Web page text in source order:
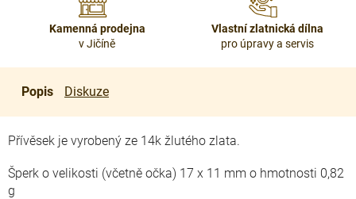
Kamenná prodejna
v Jičíně
Vlastní zlatnická dílna
pro úpravy a servis
Popis Diskuze
Přívěsek je vyrobený ze 14k žlutého zlata.
Šperk o velikosti (včetně očka) 17 x 11 mm o hmotnosti 0,82
g